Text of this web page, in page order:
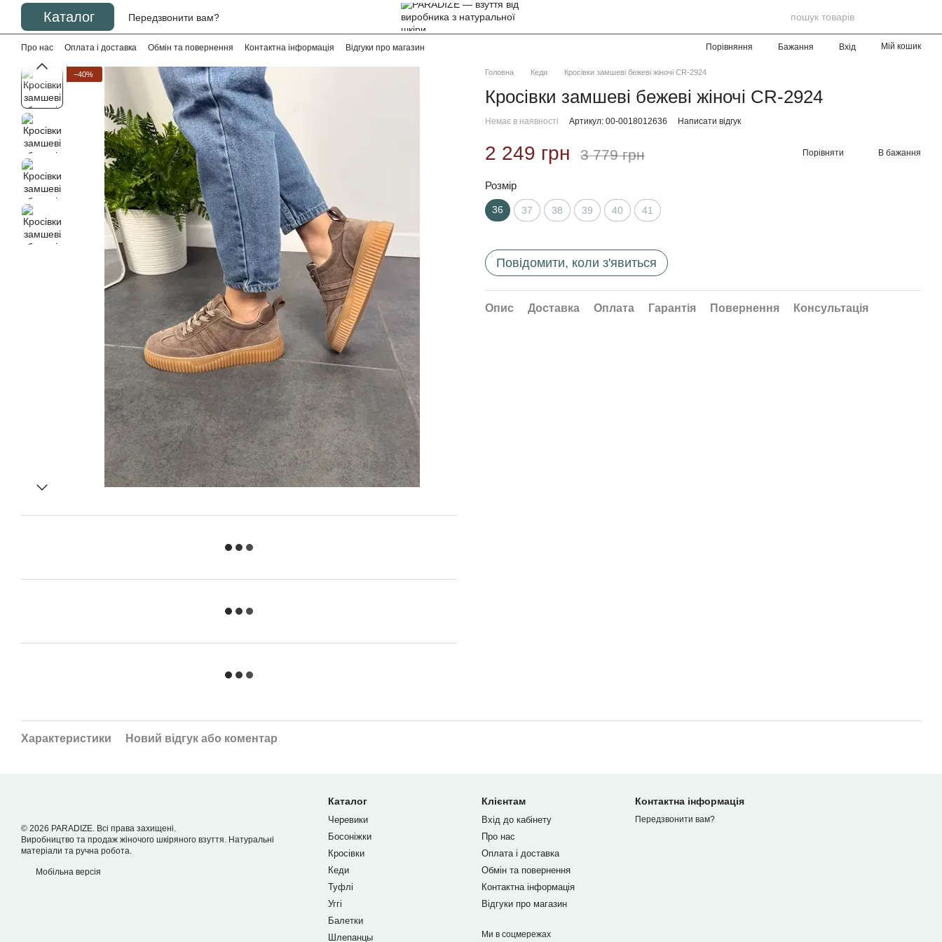
Перейти до основного контенту
Каталог Передзвонити вам?
Про нас Оплата і доставка Обмін та повернення Контактна інформація Відгуки про магазин Порівняння Бажання Вхід Мій кошик
−40% Головна Кеди Кросівки замшеві бежеві жіночі CR-2924
Кросівки замшеві бежеві жіночі CR-2924
Немає в наявності Артикул: 00-0018012636 Написати відгук
2 249 грн 3 779 грн Порівняти В бажання
Розмір
36 37 38 39 40 41
Повідомити, коли з'явиться
Опис Доставка Оплата Гарантія Повернення Консультація
Характеристики Новий відгук або коментар
© 2026 PARADIZE. Всі права захищені.
Виробництво та продаж жіночого шкіряного взуття. Натуральні
матеріали та ручна робота.
Мобільна версія
Каталог
Черевики
Босоніжки
Кросівки
Кеди
Туфлі
Уггі
Балетки
Шлепанцы
Клієнтам
Вхід до кабінету
Про нас
Оплата і доставка
Обмін та повернення
Контактна інформація
Відгуки про магазин
Ми в соцмережах
Контактна інформація
Передзвонити вам?